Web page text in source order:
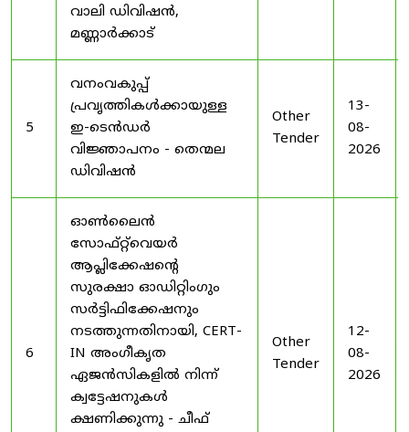
വാലി ഡിവിഷൻ,
മണ്ണാർക്കാട്
5
വനംവകുപ്പ്
പ്രവൃത്തികൾക്കായുള്ള
ഇ-ടെൻഡർ
വിജ്ഞാപനം - തെന്മല
ഡിവിഷൻ
Other
Tender
13-
08-
2026
6
ഓൺലൈൻ
സോഫ്റ്റ്‌വെയർ
ആപ്ലിക്കേഷന്റെ
സുരക്ഷാ ഓഡിറ്റിംഗും
സർട്ടിഫിക്കേഷനും
നടത്തുന്നതിനായി, CERT-
IN അംഗീകൃത
ഏജൻസികളിൽ നിന്ന്
ക്വട്ടേഷനുകൾ
ക്ഷണിക്കുന്നു - ചീഫ്
Other
Tender
12-
08-
2026